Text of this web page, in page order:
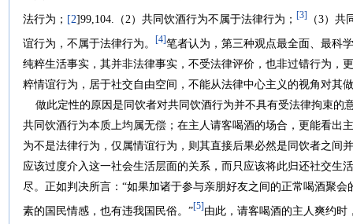
法行为； [2]99,104.（2）共同饮酒行为不属于法律行为； [3] （3）
谊行为，不属于法律行为。 [4] 笔者认为，第三种观点最全面、最科
纯粹生活事实，其并非法律事实，不受法律评价，也非过错行为，
粹情谊行为，居于社交自由空间，不能从法律中心主义的视角对其
做此定性的原因是同饮者对共同饮酒行为并不具有受法律拘束的
共同饮酒行为本质上均属无偿；在主人请客喝酒的场合，更能看出
为不是法律行为，仅属情谊行为，则其直接后果必然是同饮者之间
应该过度介入这一社会生活层面的关系，而只应该将此归还社交生
尽。正如判决所言：“如果加诸于参与亲朋好友之间的正常喝酒聚
素的国民情感，也有违我国民俗。” [5] 由此，请客喝酒的主人爽约